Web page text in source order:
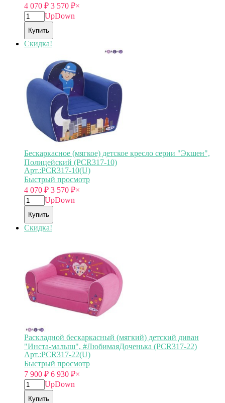
4 070 ₽ 3 570 ₽×
UpDown
Купить
Скидка!
Бескаркасное (мягкое) детское кресло серии "Экшен",
Полицейский (PCR317-10)
Арт.:PCR317-10(U)
Быстрый просмотр
4 070 ₽ 3 570 ₽×
UpDown
Купить
Скидка!
Раскладной бескаркасный (мягкий) детский диван
"Инста-малыш", #ЛюбимаяДоченька (PCR317-22)
Арт.:PCR317-22(U)
Быстрый просмотр
7 900 ₽ 6 930 ₽×
UpDown
Купить